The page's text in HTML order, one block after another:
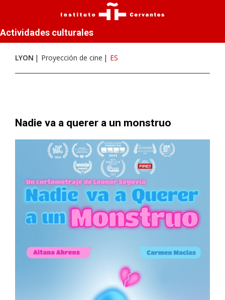
Actividades culturales
LYON Proyección de cine ES
Nadie va a querer a un monstruo